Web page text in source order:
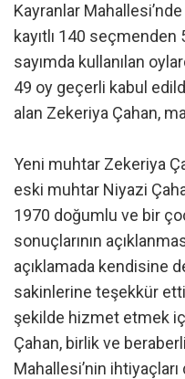
Kayranlar
kayıtlı 140 seçmenden
sayımda kullanılan
49 oy geçerli kabul
alan Zekeriya Çahan,
Yeni muhtar Zekeriya
eski muhtar Niyazi
1970 doğumlu ve bir
sonuçlarının
açıklamada kendisine
sakinlerine teşekkür
şekilde hizmet etmek
Çahan, birlik ve
Mahallesi’nin